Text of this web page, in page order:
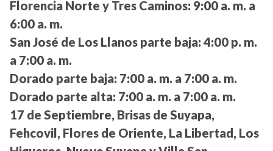
Florencia Norte y Tres Caminos: 9:00 a. m. a
6:00 a. m.
San José de Los Llanos parte baja: 4:00 p. m.
a 7:00 a. m.
Dorado parte baja: 7:00 a. m. a 7:00 a. m.
Dorado parte alta: 7:00 a. m. a 7:00 a. m.
17 de Septiembre, Brisas de Suyapa,
Fehcovil, Flores de Oriente, La Libertad, Los